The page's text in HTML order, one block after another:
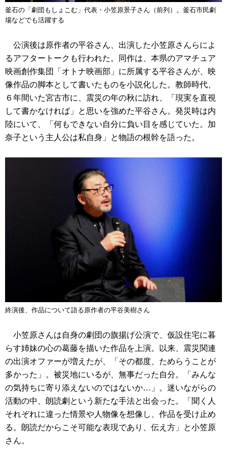
釜石の「劇団もしょこむ」代表・小笠原景子さん（前列）。釜石市民劇
場などでも活躍する
公演後は原作者の平谷さん、出演した小笠原さんらによ
るアフタートークも行われた。同作は、本県のアマチュア
映画創作集団「オトナ映画部」に所属する平谷さんが、映
像作品の脚本として書いたものを小説化した。教師時代、
６年間いた宮古市に、震災の年の秋に訪れ、「現実を直視
して書かなければ」と思いを強めた平谷さん。発災時は内
陸にいて、「何もできない自分に負い目を感じていた。加
奈子という主人公は私自身」と物語の根幹を語った。
終演後、作品について語る原作者の平谷美樹さん
小笠原さんは自身の劇団の旗揚げ公演で、仮設住宅に暮
らす姉妹の心の葛藤を描いた作品を上演。以来、震災関連
の出演オファーが増えたが、「その都度、ためらうことが
多かった」。被災地にいるが、無事だった自分。「みんな
の気持ちに寄り添えないのではないか…」。迷いながらの
活動の中、朗読劇という新たな手法と出会った。「聞く人
それぞれに違った情景や人物像を想像し、作品を受け止め
る。朗読だからこそ可能な表現であり、伝え方」と小笠原
さん。